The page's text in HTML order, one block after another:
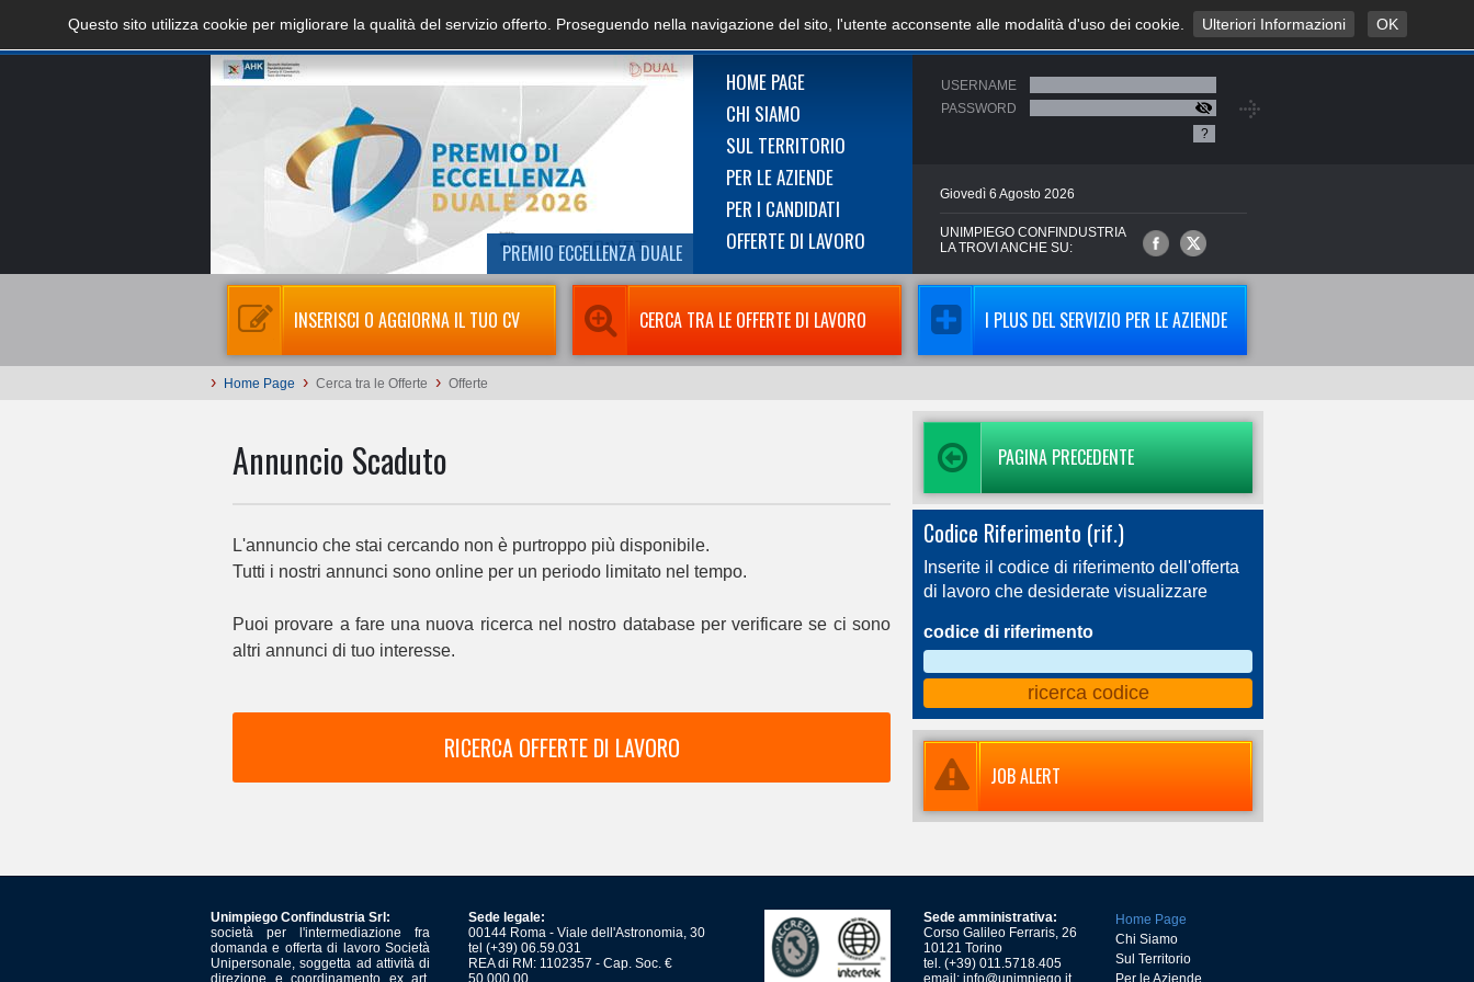
PREMIO ECCELLENZA DUALE
HOME PAGE
CHI SIAMO
SUL TERRITORIO
PER LE AZIENDE
PER I CANDIDATI
OFFERTE DI LAVORO
USERNAME
PASSWORD
?
Giovedì 6 Agosto 2026
UNIMPIEGO CONFINDUSTRIA
LA TROVI ANCHE SU:
INSERISCI O AGGIORNA IL TUO CV CERCA TRA LE OFFERTE DI LAVORO I PLUS DEL SERVIZIO PER LE AZIENDE
› Home Page › Cerca tra le Offerte › Offerte
Annuncio Scaduto
L'annuncio che stai cercando non è purtroppo più disponibile.
Tutti i nostri annunci sono online per un periodo limitato nel tempo.
Puoi provare a fare una nuova ricerca nel nostro database per verificare se ci sono
altri annunci di tuo interesse.
RICERCA OFFERTE DI LAVORO
PAGINA PRECEDENTE
Codice Riferimento (rif.)
Inserite il codice di riferimento dell'offerta
di lavoro che desiderate visualizzare
codice di riferimento
JOB ALERT
Unimpiego Confindustria Srl:
società per l'intermediazione fra
domanda e offerta di lavoro Società
Unipersonale, soggetta ad attività di
direzione e coordinamento ex art.
Sede legale:
00144 Roma - Viale dell'Astronomia, 30
tel (+39) 06.59.031
REA di RM: 1102357 - Cap. Soc. €
50.000,00
Sede amministrativa:
Corso Galileo Ferraris, 26
10121 Torino
tel. (+39) 011.5718.405
email: info@unimpiego.it
Home Page
Chi Siamo
Sul Territorio
Per le Aziende
Questo sito utilizza cookie per migliorare la qualità del servizio offerto. Proseguendo nella navigazione del sito, l'utente acconsente alle modalità d'uso dei cookie. Ulteriori Informazioni OK